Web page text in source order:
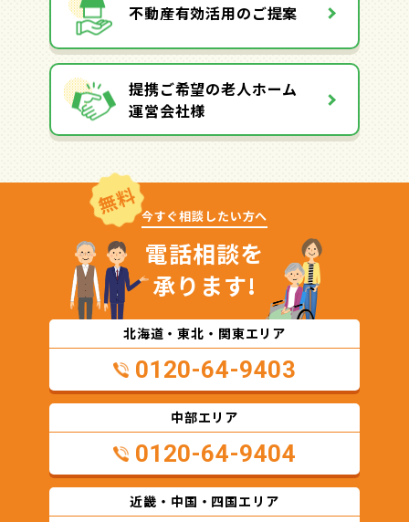
不動産有効活用のご提案
提携ご希望の老人ホーム
運営会社様
無料 今すぐ相談したい方へ
電話相談を
承ります!
北海道・東北・関東エリア
0120-64-9403
中部エリア
0120-64-9404
近畿・中国・四国エリア